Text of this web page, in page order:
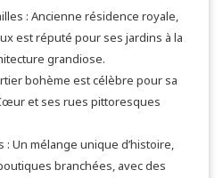
: Ancienne résidence royale,
est réputé pour ses jardins à la
grandiose.
bohème est célèbre pour sa
et ses rues pittoresques
: Un mélange unique d’histoire,
branchées, avec des